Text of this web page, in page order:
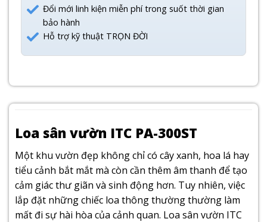
Đổi mới linh kiện miễn phí trong suốt thời gian
bảo hành
Hỗ trợ kỹ thuật TRỌN ĐỜI
Loa sân vườn ITC PA-300ST
Một khu vườn đẹp không chỉ có cây xanh, hoa lá hay
tiểu cảnh bắt mắt mà còn cần thêm âm thanh để tạo
cảm giác thư giãn và sinh động hơn. Tuy nhiên, việc
lắp đặt những chiếc loa thông thường thường làm
mất đi sự hài hòa của cảnh quan. Loa sân vườn ITC